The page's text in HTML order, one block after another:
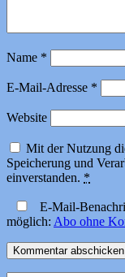
Name *
E-Mail-Adresse *
Website
Mit der Nutzung
Speicherung und
einverstanden. *
E-Mail-
möglich: Abo ohne